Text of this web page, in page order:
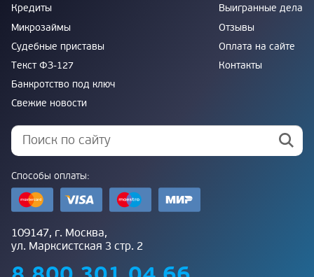
Кредиты
Микрозаймы
Судебные приставы
Текст ФЗ-127
Банкротство под ключ
Свежие новости
Выигранные дела
Отзывы
Оплата на сайте
Контакты
Способы оплаты:
109147, г. Москва,
ул. Марксистская 3 стр. 2